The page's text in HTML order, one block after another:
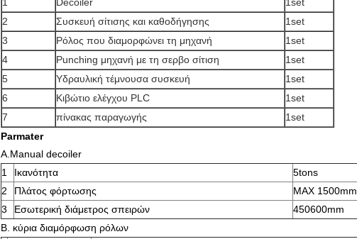
1
Decoiler
1set
2
Συσκευή σίτισης και καθοδήγησης
1set
3
Ρόλος που διαμορφώνει τη μηχανή
1set
4
Punching μηχανή με τη σερβο σίτιση
1set
5
Υδραυλική τέμνουσα συσκευή
1set
6
Κιβώτιο ελέγχου PLC
1set
7
πίνακας παραγωγής
1set
Parmater
A.Manual decoiler
1
Ικανότητα
5tons
2
Πλάτος φόρτωσης
MAX 1500mm
3
Εσωτερική διάμετρος σπειρών
450600mm
Β. κύρια διαμόρφωση ρόλων